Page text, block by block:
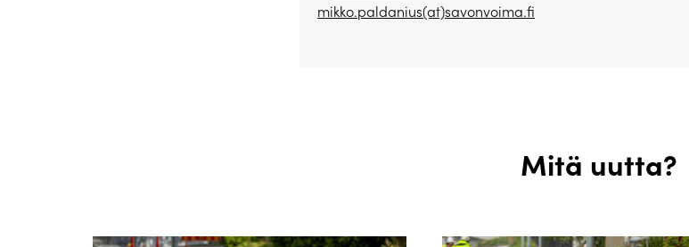
mikko.paldanius(at)savonvoima.fi
Mitä uutta?